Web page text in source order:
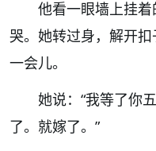
他看一眼墙上挂
哭。她转过身，解开
一会儿。
她说： “我等了你
了。就嫁了。 ”